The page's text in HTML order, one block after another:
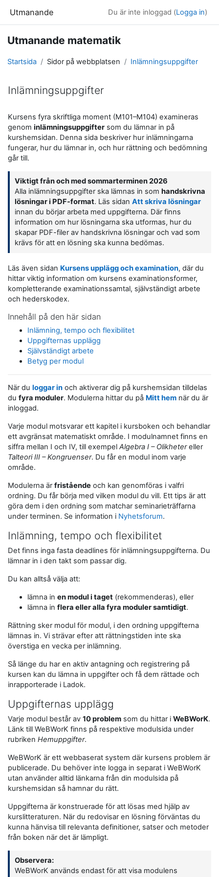
Utmanande Du är inte inloggad (Logga in)
Utmanande matematik
Startsida Sidor på webbplatsen Inlämningsuppgifter
Inlämningsuppgifter
Kursens fyra skriftliga moment (M101–M104) examineras
genom inlämningsuppgifter som du lämnar in på
kurshemsidan. Denna sida beskriver hur inlämningarna
fungerar, hur du lämnar in, och hur rättning och bedömning
går till.
Viktigt från och med sommarterminen 2026
Alla inlämningsuppgifter ska lämnas in som handskrivna
lösningar i PDF-format. Läs sidan Att skriva lösningar
innan du börjar arbeta med uppgifterna. Där finns
information om hur lösningarna ska utformas, hur du
skapar PDF-filer av handskrivna lösningar och vad som
krävs för att en lösning ska kunna bedömas.
Läs även sidan Kursens upplägg och examination, där du
hittar viktig information om kursens examinationsformer,
kompletterande examinationssamtal, självständigt arbete
och hederskodex.
Innehåll på den här sidan
Inlämning, tempo och flexibilitet
Uppgifternas upplägg
Självständigt arbete
Betyg per modul
När du loggar in och aktiverar dig på kurshemsidan tilldelas
du fyra moduler. Modulerna hittar du på Mitt hem när du är
inloggad.
Varje modul motsvarar ett kapitel i kursboken och behandlar
ett avgränsat matematiskt område. I modulnamnet finns en
siffra mellan I och IV, till exempel Algebra I – Olikhetereller
Talteori III – Kongruenser. Du får en modul inom varje
område.
Modulerna ärfristående och kan genomföras i valfri
ordning. Du får börja med vilken modul du vill. Ett tips är att
göra dem i den ordning som matchar seminarieträffarna
under terminen. Se information i Nyhetsforum.
Inlämning, tempo och flexibilitet
Det finns inga fasta deadlines för inlämningsuppgifterna. Du
lämnar in i den takt som passar dig.
Du kan alltså välja att:
lämna in en modul i taget (rekommenderas), eller
lämna in flera eller alla fyra moduler samtidigt.
Rättning sker modul för modul, i den ordning uppgifterna
lämnas in. Vi strävar efter att rättningstiden inte ska
överstiga en vecka per inlämning.
Så länge du har en aktiv antagning och registrering på
kursen kan du lämna in uppgifter och få dem rättade och
inrapporterade i Ladok.
Uppgifternas upplägg
Varje modul består av 10 problem som du hittar i WeBWorK.
Länk till WeBWorK finns på respektive modulsida under
rubriken Hemuppgifter.
WeBWorK är ett webbaserat system där kursens problem är
publicerade. Du behöver inte logga in separat i WeBWorK
utan använder alltid länkarna från din modulsida på
kurshemsidan så hamnar du rätt.
Uppgifterna är konstruerade för att lösas med hjälp av
kurslitteraturen. När du redovisar en lösning förväntas du
kunna hänvisa till relevanta definitioner, satser och metoder
från boken när det är lämpligt.
Observera:
WeBWorK används endast för att visa modulens